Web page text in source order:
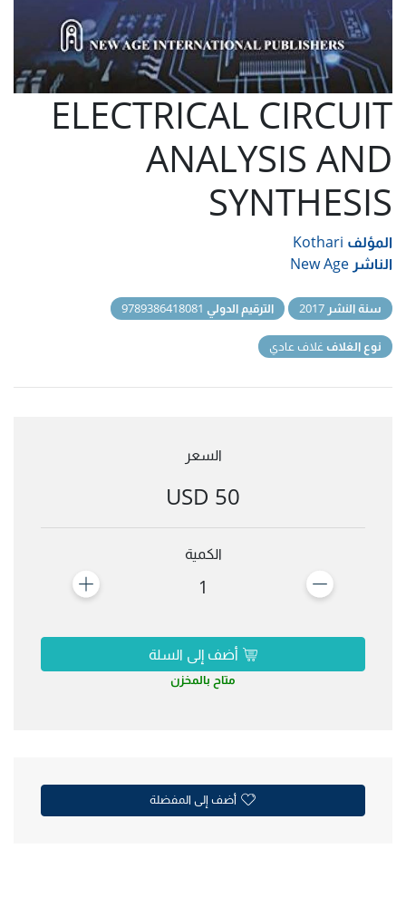
ELECTRICAL CIRCUIT
ANALYSIS AND
SYNTHESIS
المؤلف Kothari
الناشر New Age
سنة النشر الترقيم الدولي
نوع الغلاف غلاف عادي
السعر
50 USD
الكمية
1
أضف إلى السلة
متاح بالمخزن
أضف إلى المفضلة